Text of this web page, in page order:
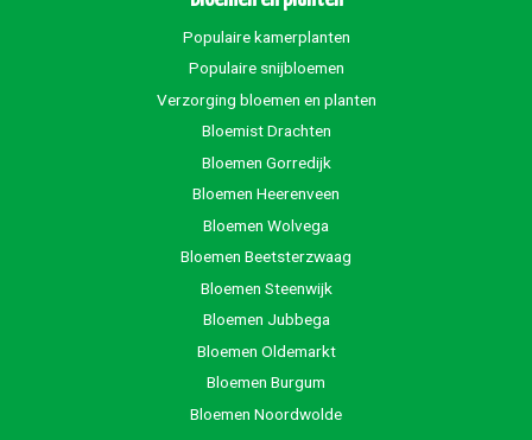
Populaire kamerplanten
Populaire snijbloemen
Verzorging bloemen en planten
Bloemist Drachten
Bloemen Gorredijk
Bloemen Heerenveen
Bloemen Wolvega
Bloemen Beetsterzwaag
Bloemen Steenwijk
Bloemen Jubbega
Bloemen Oldemarkt
Bloemen Burgum
Bloemen Noordwolde